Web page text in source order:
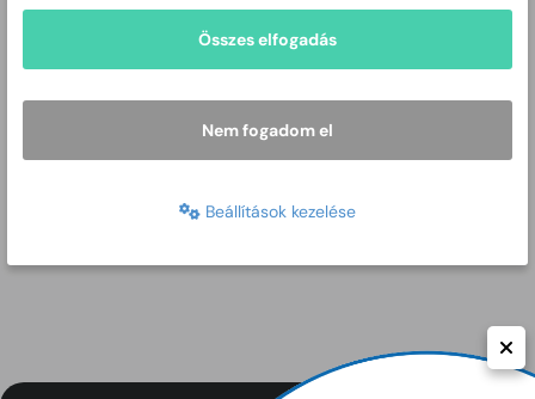
Összes elfogadás
Nem fogadom el
Beállítások kezelése